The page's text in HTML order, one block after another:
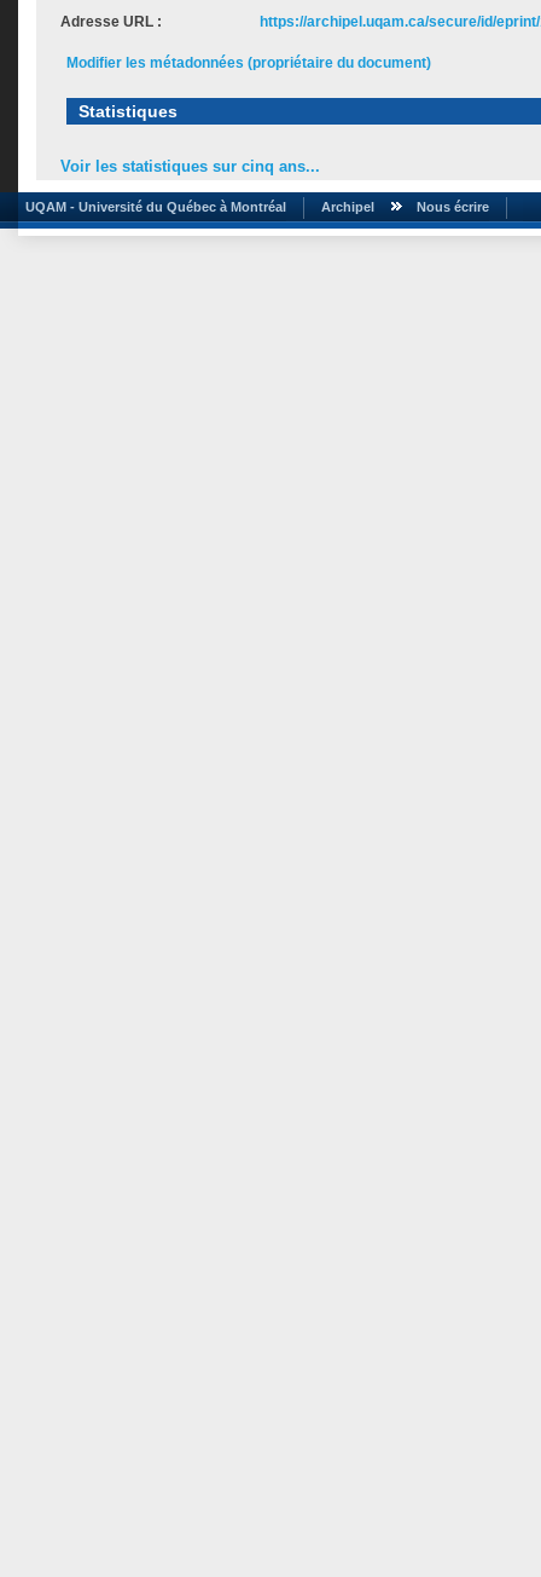
Adresse URL :
https://archipel.uqam.ca/secure/id/
Modifier les métadonnées (propriétaire du document)
Statistiques
Voir les statistiques sur cinq ans...
UQAM - Université du Québec à Montréal Archipel Nous écrire